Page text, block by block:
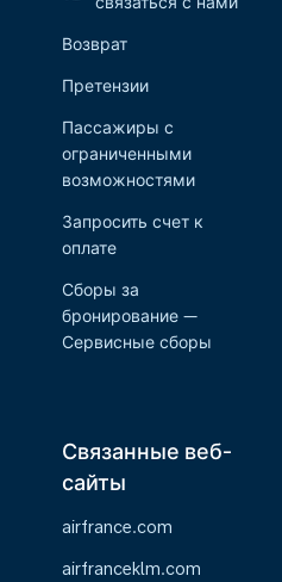
Возврат
Претензии
Пассажиры с
ограниченными
возможностями
Запросить счет к
оплате
Сборы за
бронирование —
Сервисные сборы
Связанные веб-
сайты
airfrance.com
airfranceklm.com